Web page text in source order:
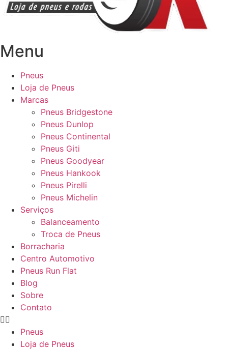
Menu
Pneus
Loja de Pneus
Marcas
Pneus Bridgestone
Pneus Dunlop
Pneus Continental
Pneus Giti
Pneus Goodyear
Pneus Hankook
Pneus Pirelli
Pneus Michelin
Serviços
Balanceamento
Troca de Pneus
Borracharia
Centro Automotivo
Pneus Run Flat
Blog
Sobre
Contato
Pneus
Loja de Pneus